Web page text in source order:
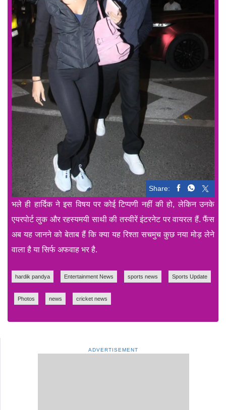
Share:
भले ही हार्दिक ने इस विषय पर कोई टिप्पणी नहीं की हो, लेकिन उनके
एयरपोर्ट लुक और रहस्यमयी साथी की तस्वीरें इंटरनेट पर वायरल हैं. फैंस
अब यह जानने को बेताब हैं कि क्या यह रिश्ता सचमुच कुछ नया मोड़ लेने
वाला है या सिर्फ अफवाह भर है.
hardik pandya Entertainment News sports news Sports Update
Photos news cricket news
ADVERTISEMENT